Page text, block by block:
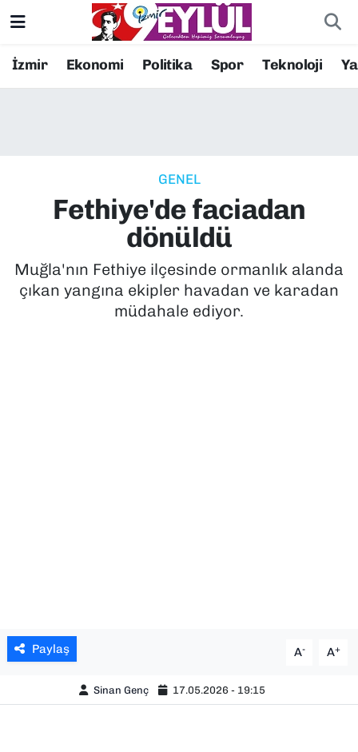
İzmir Ekonomi Politika Spor Teknoloji
GENEL
Fethiye'de faciadan
dönüldü
Muğla'nın Fethiye ilçesinde ormanlık alanda
çıkan yangına ekipler havadan ve karadan
müdahale ediyor.
Paylaş A- A+
Sinan Genç 17.05.2026 - 19:15
Resmi İlanlar
EKONOMİ
KÜLTÜR SANAT
Konak Nöbetçi Eczaneler
Süper Lig Puan Durumu ve Fikstür
Tüm Manşetler
Son Dakika Haberleri
Haber Arşivi